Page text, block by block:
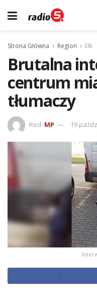
Strona Główna Region Ełk
Brutalna
centrum
tłumaczy
Red. MP 19